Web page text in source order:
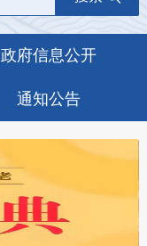
政府信息公开
通知公告